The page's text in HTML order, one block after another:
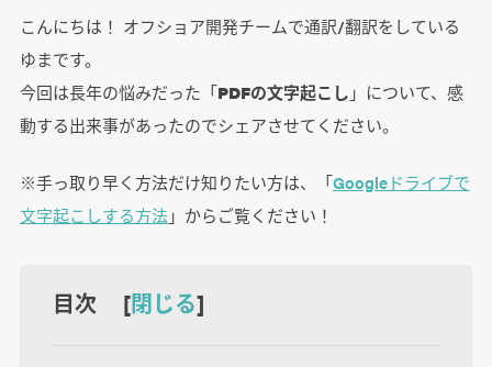
こんにちは！ オフショア開発チームで通訳/翻訳をしている
ゆまです。
今回は長年の悩みだった「PDFの文字起こし 」について、感
動する出来事があったのでシェアさせてください。
※手っ取り早く方法だけ知りたい方は、「Googleドライブで
文字起こしする方法」からご覧ください！
目次 [閉じる]